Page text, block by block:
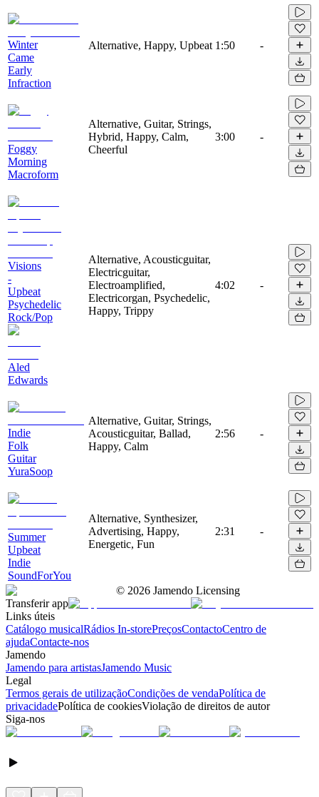
Winter
Came
Early
Infraction
Alternative, Happy, Upbeat 1:50 -
Foggy
Morning
Macroform
Alternative, Guitar, Strings,
Hybrid, Happy, Calm,
Cheerful
3:00 -
Visions
-
Upbeat
Psychedelic
Rock/Pop
Aled
Edwards
Alternative, Acousticguitar,
Electricguitar,
Electroamplified,
Electricorgan, Psychedelic,
Happy, Trippy
4:02 -
Indie
Folk
Guitar
YuraSoop
Alternative, Guitar, Strings,
Acousticguitar, Ballad,
Happy, Calm
2:56 -
Summer
Upbeat
Indie
SoundForYou
Alternative, Synthesizer,
Advertising, Happy,
Energetic, Fun
2:31 -
© 2026 Jamendo Licensing
Transferir app
Links úteis
Catálogo musicalRádios In-storePreçosContactoCentro de
ajudaContacte-nos
Jamendo
Jamendo para artistasJamendo Music
Legal
Termos gerais de utilizaçãoCondições de vendaPolítica de
privacidadePolítica de cookiesViolação de direitos de autor
Siga-nos